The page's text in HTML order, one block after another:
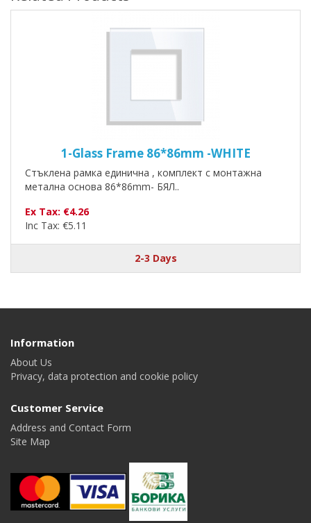
1-Glass Frame 86*86mm -WHITE
Стъклена рамка единична , комплект с монтажна
метална основа 86*86mm- БЯЛ..
Ex Tax: €4.26
Inc Tax: €5.11
2-3 Days
Information
About Us
Privacy, data protection and cookie policy
Customer Service
Address and Contact Form
Site Map